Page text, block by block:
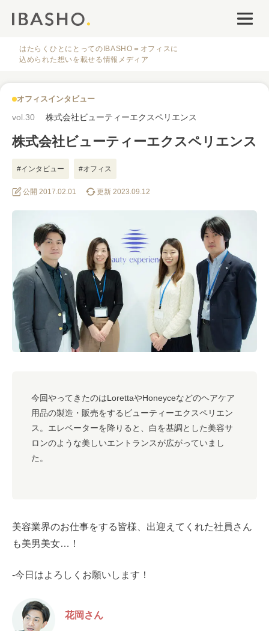
ファシリティナレッジ
IBASHOについて
人気のタグ
#オフィス #インタビュー #ファシリティ #デザイン #事例
#働き方 #特集 #レイアウト #オフィス移転 #その他
#キャリア #ノウハウ #内装 #おしゃれオフィス #メリット
#こだわりオフィス #コスト #コミュニケーション
#フリーアドレス #ブランディング
はたらくひとにとってのIBASHO＝オフィスに
込められた想いを載せる情報メディア
オフィスインタビュー
vol.30 株式会社ビューティーエクスペリエンス
株式会社ビューティーエクスペリエンス
#インタビュー #オフィス
公開 2017.02.01 更新 2023.09.12
今回やってきたのはLorettaやHoneyceなどのヘアケア
用品の製造・販売をするビューティーエクスペリエン
ス。エレベーターを降りると、白を基調とした美容サ
ロンのような美しいエントランスが広がっていまし
た。
美容業界のお仕事をする皆様、出迎えてくれた社員さん
も美男美女…！
-今日はよろしくお願いします！
花岡さん